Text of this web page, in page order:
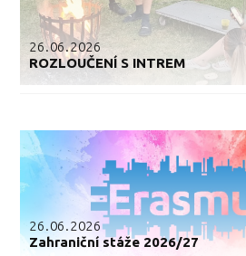
26.06.2026
ROZLOUČENÍ S INTREM
26.06.2026
Zahraniční stáže 2026/27